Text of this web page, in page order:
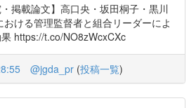
掲載論文】高口央・坂田桐子・黒川
ける管理監督者と組合リーダーによ
https://t.co/NO8zWcxCXc
@jgda_pr (投稿一覧)